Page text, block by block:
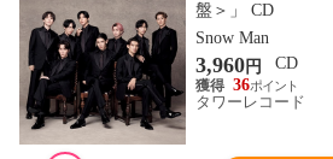
盤＞」 CD
Snow Man
3,960円
CD
36
タワーレコード